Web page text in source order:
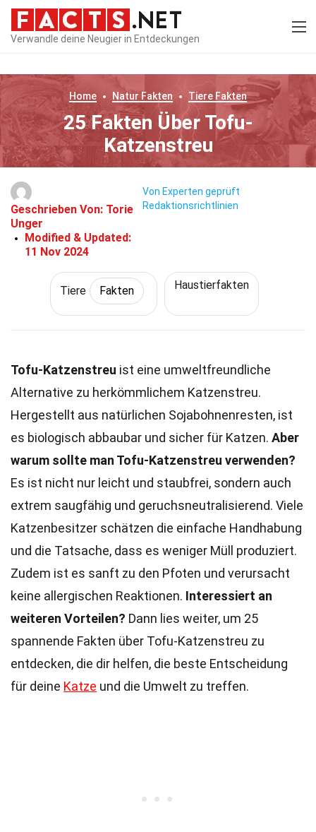
Verwandle deine Neugier in Entdeckungen
Home Natur Fakten Tiere Fakten
25 Fakten Über Tofu-
Katzenstreu
Geschrieben Von: Torie
Unger
Modified & Updated:
11 Nov 2024
Von Experten geprüft
Redaktionsrichtlinien
Tiere Fakten Haustierfakten
Tofu-Katzenstreu ist eine umweltfreundliche
Alternative zu herkömmlichem Katzenstreu.
Hergestellt aus natürlichen Sojabohnenresten, ist
es biologisch abbaubar und sicher für Katzen. Aber
warum sollte man Tofu-Katzenstreu verwenden?
Es ist nicht nur leicht und staubfrei, sondern auch
extrem saugfähig und geruchsneutralisierend. Viele
Katzenbesitzer schätzen die einfache Handhabung
und die Tatsache, dass es weniger Müll produziert.
Zudem ist es sanft zu den Pfoten und verursacht
keine allergischen Reaktionen. Interessiert an
weiteren Vorteilen? Dann lies weiter, um 25
spannende Fakten über Tofu-Katzenstreu zu
entdecken, die dir helfen, die beste Entscheidung
für deine Katze und die Umwelt zu treffen.